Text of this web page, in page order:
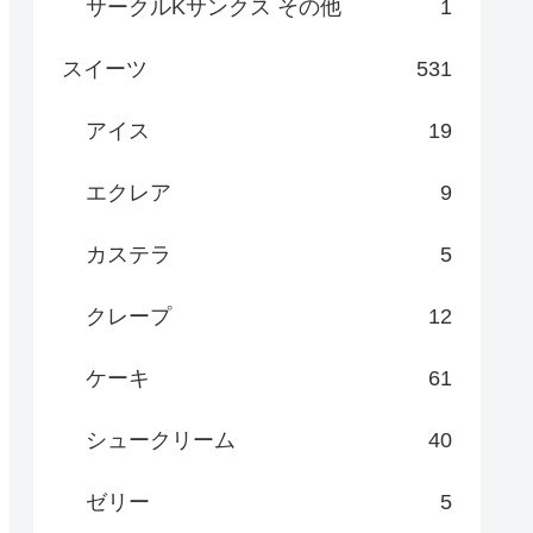
サークルKサンクス その他 1
スイーツ 531
アイス 19
エクレア 9
カステラ 5
クレープ 12
ケーキ 61
シュークリーム 40
ゼリー 5